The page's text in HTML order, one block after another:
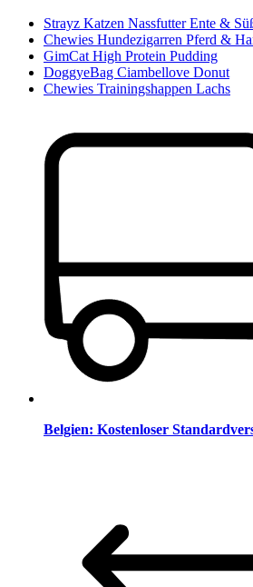
Strayz Katzen Nassfutter Ente &
Chewies Hundezigarren Pferd &
GimCat High Protein Pudding
DoggyeBag Ciambellove Donut
Chewies Trainingshappen Lachs
Belgien: Kostenloser